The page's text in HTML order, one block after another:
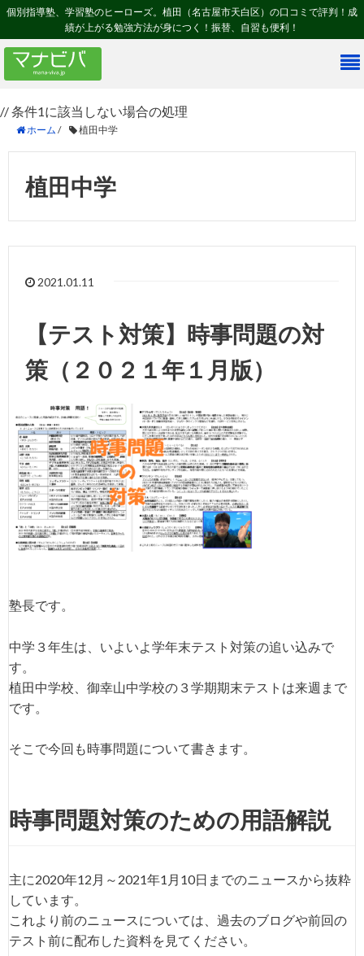
個別指導塾、学習塾のヒーローズ。植田（名古屋市天白区）の口コミで評判！成
績が上がる勉強方法が身につく！振替、自習も便利！
// 条件1に該当しない場合の処理
ホーム / 植田中学
植田中学
2021.01.11
【テスト対策】時事問題の対
策（２０２１年１月版）
塾長です。
中学３年生は、いよいよ学年末テスト対策の追い込みで
す。
植田中学校、御幸山中学校の３学期期末テストは来週まで
です。
そこで今回も時事問題について書きます。
時事問題対策のための用語解説
主に2020年12月～2021年1月10日までのニュースから抜粋
しています。
これより前のニュースについては、過去のブログや前回の
テスト前に配布した資料を見てください。